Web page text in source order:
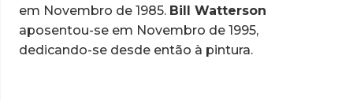
em Novembro de 1985. Bill Watterson
aposentou-se em Novembro de 1995,
dedicando-se desde então à pintura.